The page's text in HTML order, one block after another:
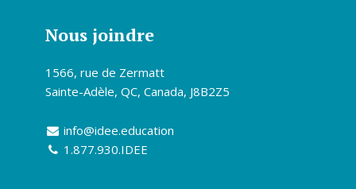
Nous joindre
1566, rue de Zermatt
Sainte-Adèle, QC, Canada, J8B2Z5
info@idee.education
1.877.930.IDEE